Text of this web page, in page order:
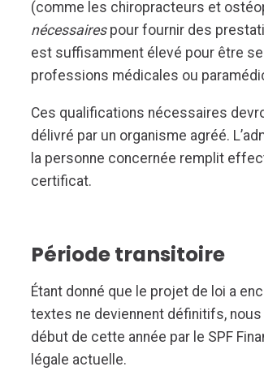
(comme les chiropracteurs et
nécessaires pour fournir des
est suffisamment élevé pour être
professions médicales ou
Ces qualifications nécessaires
délivré par un organisme agréé.
la personne concernée remplit
certificat.
Période transitoire
Étant donné que le projet de loi a
textes ne deviennent définitifs,
début de cette année par le SPF
légale actuelle.